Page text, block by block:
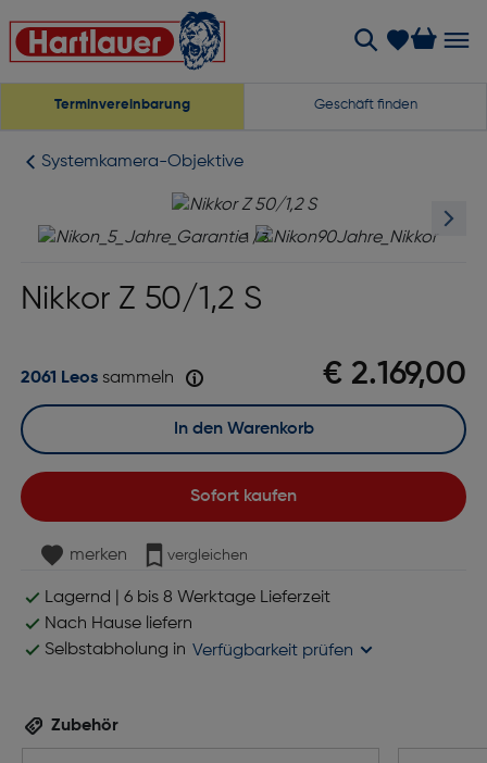
Terminvereinbarung Geschäft finden
Systemkamera-Objektive
1 /3
Nikkor Z 50/1,2 S
€ 2.169,00
2061 Leossammeln
Sofort kaufen
In den Warenkorb
merken vergleichen
Lagernd | 6 bis 8 Werktage Lieferzeit
Nach Hause liefern
Selbstabholung in Verfügbarkeit prüfen
Zubehör